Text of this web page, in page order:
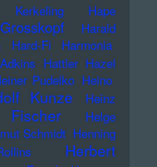
Kerkeling
Hape
Harald
Hard-Fi Harmonia
Hattler Hazel
Pudelko Heino
Kunze
Heinz
Helge
Schmidt Henning
Herbert